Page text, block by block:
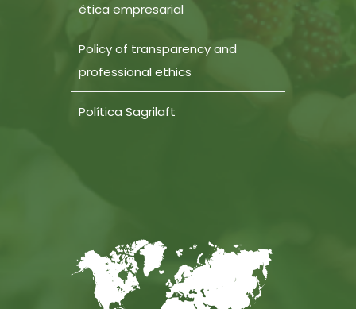
ética empresarial
Policy of transparency and
professional ethics
Política Sagrilaft